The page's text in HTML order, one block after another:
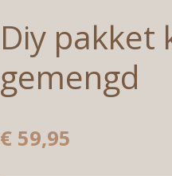
Diy pakket
gemengd
€ 59,95